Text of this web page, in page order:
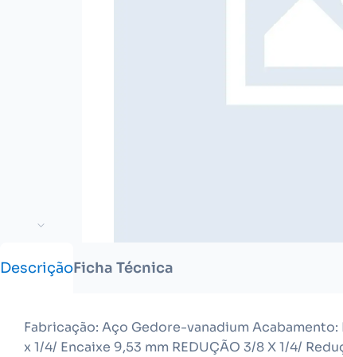
DescriçãoFicha Técnica
Fabricação: Aço Gedore-vanadium
x 1/4/ Encaixe 9,53 mm REDUÇÃO 3/8 X 1/4/